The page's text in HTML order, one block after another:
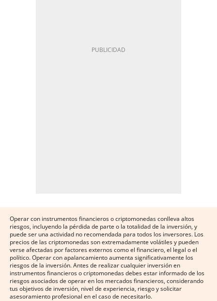
Operar con instrumentos financieros o criptomonedas conlleva altos
riesgos, incluyendo la pérdida de parte o la totalidad de la inversión, y
puede ser una actividad no recomendada para todos los inversores. Los
precios de las criptomonedas son extremadamente volátiles y pueden
verse afectadas por factores externos como el financiero, el legal o el
político. Operar con apalancamiento aumenta significativamente los
riesgos de la inversión. Antes de realizar cualquier inversión en
instrumentos financieros o criptomonedas debes estar informado de los
riesgos asociados de operar en los mercados financieros, considerando
tus objetivos de inversión, nivel de experiencia, riesgo y solicitar
asesoramiento profesional en el caso de necesitarlo.